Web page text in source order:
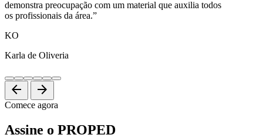
demonstra preocupação com um material que auxilia todos
os profissionais da área.”
KO
Karla de Oliveria
arrow_back arrow_forward
Comece agora
Assine o PROPED